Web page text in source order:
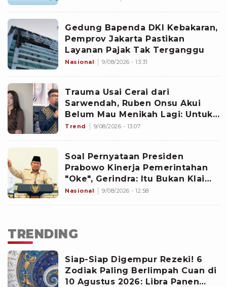
Gedung Bapenda DKI Kebakaran,
Pemprov Jakarta Pastikan
Layanan Pajak Tak Terganggu
Nasional 9/08/2026 - 13:31
Trauma Usai Cerai dari
Sarwendah, Ruben Onsu Akui
Belum Mau Menikah Lagi: Untuk
Hati Belum
Trend 9/08/2026 - 13:07
Soal Pernyataan Presiden
Prabowo Kinerja Pemerintahan
"Oke", Gerindra: Itu Bukan Klaim
Sepihak!
Nasional 9/08/2026 - 12:58
TRENDING
Siap-Siap Digempur Rezeki! 6
Zodiak Paling Berlimpah Cuan di
10 Agustus 2026: Libra Panen